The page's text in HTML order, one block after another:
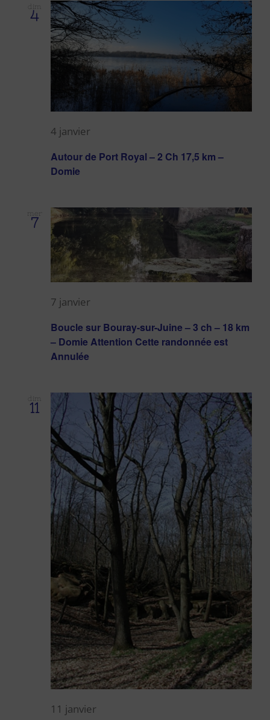
de
vues
dim
4
Autour de Port Royal – 2 Ch 17,5 km –
Domie
4 janvier
mer
7
Boucle sur Bouray-sur-Juine – 3 ch – 18 km
– Domie Attention Cette randonnée est
Annulée
7 janvier
dim
11
11 janvier